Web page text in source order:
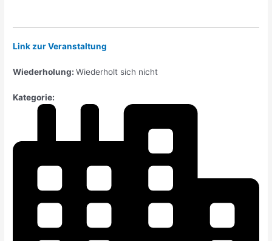
Link zur Veranstaltung
Wiederholung:Wiederholt sich nicht
Kategorie: